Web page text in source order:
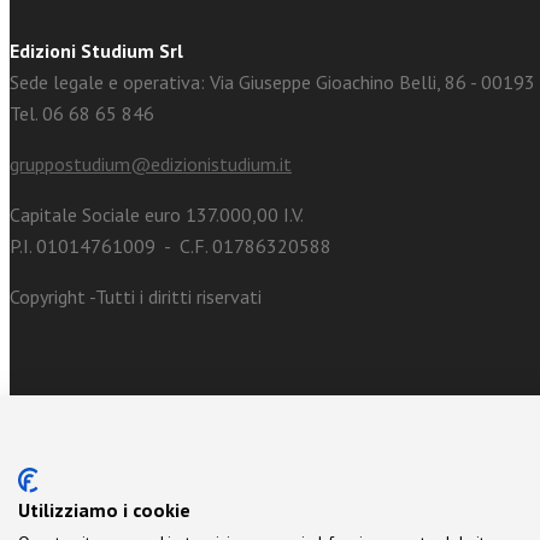
Edizioni Studium Srl
Sede legale e operativa: Via Giuseppe Gioachino Belli, 86 - 00193
Tel. 06 68 65 846
gruppostudium@edizionistudium.it
Capitale Sociale euro 137.000,00 I.V.
P.I. 01014761009 - C.F. 01786320588
Copyright -Tutti i diritti riservati
Utilizziamo i cookie